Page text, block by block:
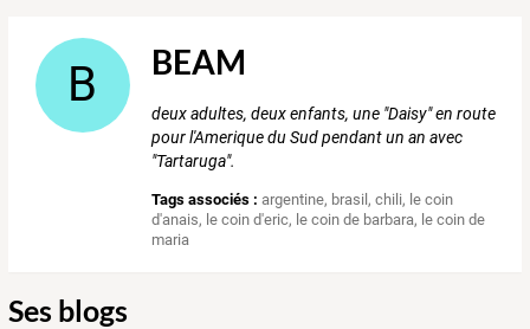
B BEAM
deux adultes, deux enfants, une "Daisy" en route
pour l'Amerique du Sud pendant un an avec
"Tartaruga".
Tags associés : argentine, brasil,chili, le coin
d'anais, le coin d'eric, le coin de barbara, le coin de
maria
Ses blogs